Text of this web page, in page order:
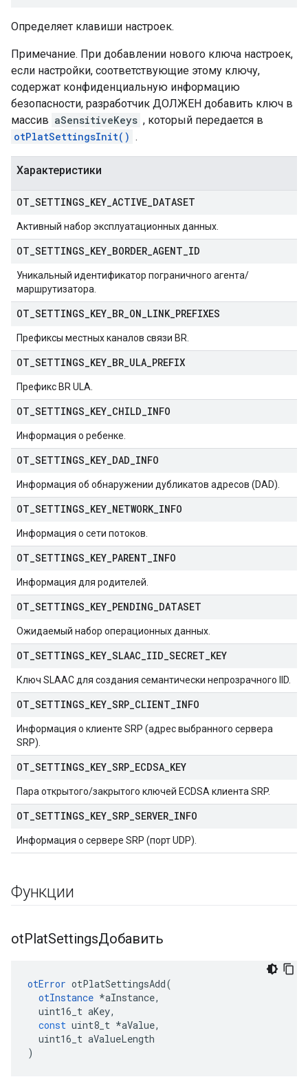
Определяет клавиши настроек.
Примечание. При добавлении нового ключа настроек,
если настройки, соответствующие этому ключу,
содержат конфиденциальную информацию
безопасности, разработчик ДОЛЖЕН добавить ключ в
массив aSensitiveKeys , который передается в
otPlatSettingsInit() .
Характеристики
OT SETTINGS KEY ACTIVE DATASET
Активный набор эксплуатационных данных.
OT SETTINGS KEY BORDER AGENT ID
Уникальный идентификатор пограничного агента/
маршрутизатора.
OT SETTINGS KEY BR ON LINK_ PREFIXES
Префиксы местных каналов связи BR.
OT SETTINGS KEY BR ULA PREFIX
Префикс BR ULA.
OT SETTINGS KEY CHILD INFO
Информация о ребенке.
OT SETTINGS KEY DAD INFO
Информация об обнаружении дубликатов адресов (DAD).
OT SETTINGS KEY NETWORK_ INFO
Информация о сети потоков.
OT SETTINGS KEY PARENT INFO
Информация для родителей.
OT SETTINGS KEY PENDING DATASET
Ожидаемый набор операционных данных.
OT SETTINGS KEY SLAAC IID SECRET KEY
Ключ SLAAC для создания семантически непрозрачного IID.
OT SETTINGS KEY SRP CLIENT INFO
Информация о клиенте SRP (адрес выбранного сервера
SRP).
OT SETTINGS KEY SRP ECDSA KEY
Пара открытого/закрытого ключей ECDSA клиента SRP.
OT SETTINGS KEY SRP SERVER INFO
Информация о сервере SRP (порт UDP).
Функции
otPlatSettingsДобавить
otError otPlatSettingsAdd(
otInstance *aInstance,
uint16_t aKey,
const uint8_t *aValue,
uint16_t aValueLength
)